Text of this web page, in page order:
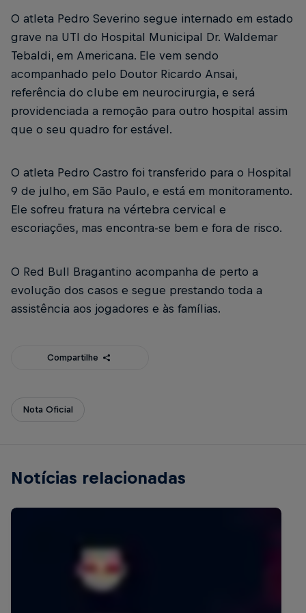
O atleta Pedro Severino segue internado em estado
grave na UTI do Hospital Municipal Dr. Waldemar
Tebaldi, em Americana. Ele vem sendo
acompanhado pelo Doutor Ricardo Ansai,
referência do clube em neurocirurgia, e será
providenciada a remoção para outro hospital assim
que o seu quadro for estável.
O atleta Pedro Castro foi transferido para o Hospital
9 de julho, em São Paulo, e está em monitoramento.
Ele sofreu fratura na vértebra cervical e
escoriações, mas encontra-se bem e fora de risco.
O Red Bull Bragantino acompanha de perto a
evolução dos casos e segue prestando toda a
assistência aos jogadores e às famílias.
Compartilhe
Nota Oficial
Notícias relacionadas